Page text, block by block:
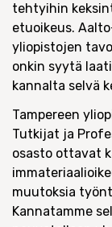
tehtyihin
etuoikeus.
yliopistojen
onkin syytä
kannalta selvä
Tampereen
Tutkijat ja
osasto ottavat
muutoksia
Kannatamme